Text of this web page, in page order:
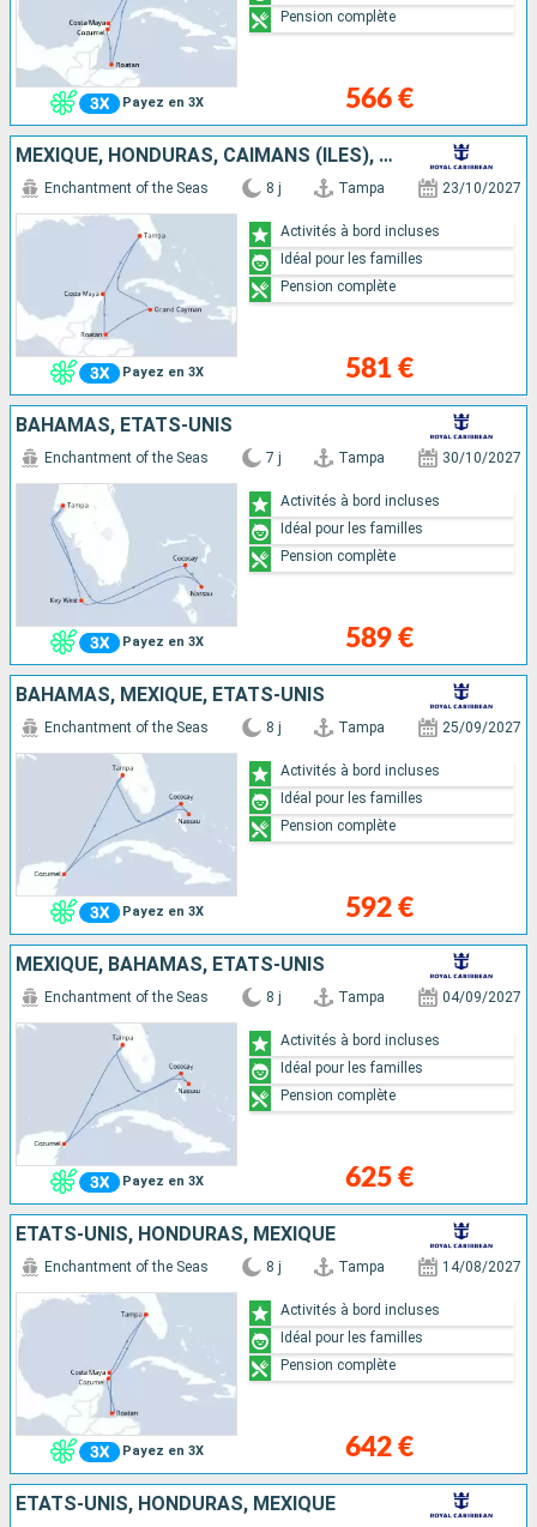
Payez en 3X 566 €
Pension complète
MEXIQUE, HONDURAS, CAÏMANS (ÎLES), ÉTATS-UNIS
Payez en 3X
Enchantment of the Seas 8 j Tampa 23/10/2027
581 €
Activités à bord incluses
Idéal pour les familles
Pension complète
BAHAMAS, ÉTATS-UNIS
Payez en 3X
Enchantment of the Seas 7 j Tampa 30/10/2027
589 €
Activités à bord incluses
Idéal pour les familles
Pension complète
BAHAMAS, MEXIQUE, ÉTATS-UNIS
Payez en 3X
Enchantment of the Seas 8 j Tampa 25/09/2027
592 €
Activités à bord incluses
Idéal pour les familles
Pension complète
MEXIQUE, BAHAMAS, ÉTATS-UNIS
Payez en 3X
Enchantment of the Seas 8 j Tampa 04/09/2027
625 €
Activités à bord incluses
Idéal pour les familles
Pension complète
ÉTATS-UNIS, HONDURAS, MEXIQUE
Payez en 3X
Enchantment of the Seas 8 j Tampa 14/08/2027
642 €
Activités à bord incluses
Idéal pour les familles
Pension complète
ÉTATS-UNIS, HONDURAS, MEXIQUE